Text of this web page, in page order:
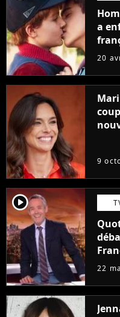
a
20
9
player2
à la
22